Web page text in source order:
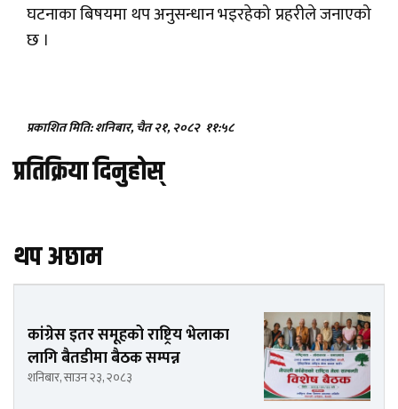
घटनाका बिषयमा थप अनुसन्धान भइरहेको प्रहरीले जनाएको
छ ।
प्रकाशित मिति: शनिबार, चैत २१, २०८२ ११:५८
प्रतिक्रिया दिनुहोस्
थप अछाम
कांग्रेस इतर समूहको राष्ट्रिय भेलाका
लागि बैतडीमा बैठक सम्पन्न
शनिबार, साउन २३, २०८३